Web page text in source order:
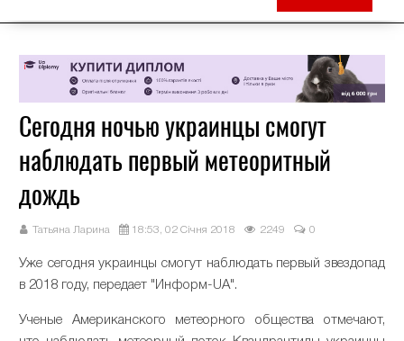
Сегодня ночью украинцы смогут
наблюдать первый метеоритный
дождь
Татьяна Ларина 18:53, 02 Січня 2018 2249 0
Уже сегодня украинцы смогут наблюдать первый звездопад
в 2018 году, передает "Информ-UA".
Ученые Американского метеорного общества отмечают,